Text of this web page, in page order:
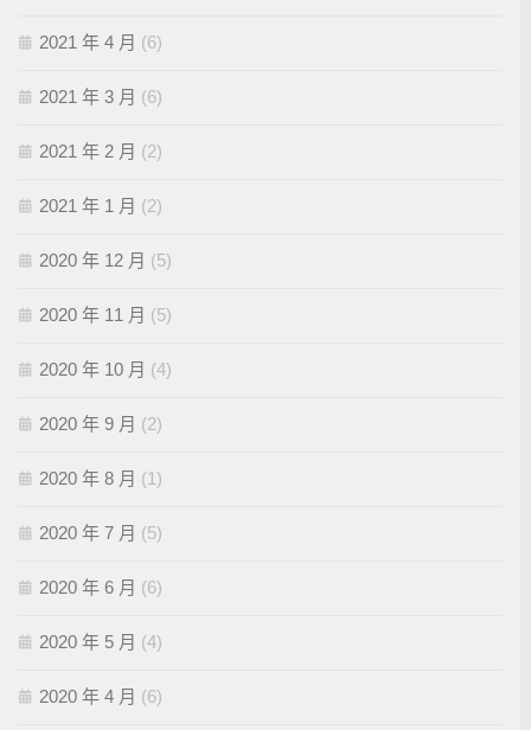
2021 年 4 月 (6)
2021 年 3 月 (6)
2021 年 2 月 (2)
2021 年 1 月 (2)
2020 年 12 月 (5)
2020 年 11 月 (5)
2020 年 10 月 (4)
2020 年 9 月 (2)
2020 年 8 月 (1)
2020 年 7 月 (5)
2020 年 6 月 (6)
2020 年 5 月 (4)
2020 年 4 月 (6)